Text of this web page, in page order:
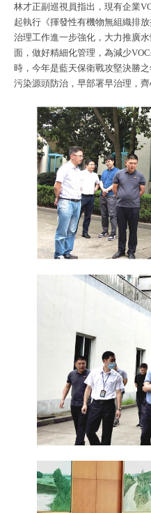
林才正副巡視員指出，現有企業
起執行《揮發性有機物無組織排
治理工作進一步強化，大力推廣
面，做好精細化管理，為減少
時，今年是藍天保衛戰攻堅決勝
污染源頭防治，早部署早治理，